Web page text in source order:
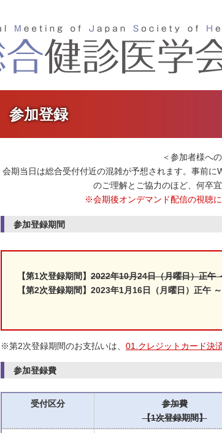
参加登録
＜参加者様へ
会期当日は総合受付付近の混雑が予想されます。事前
のご理解とご協力のほど、何卒
※会期後オンデマンド配信の視聴
参加登録期間
【第1次登録期間】 2022年10月24日（月曜日）正午
【第2次登録期間】2023年1月16日（月曜日）正午 ～
※第2次登録期間のお支払いは、 01.クレジットカード決
参加登録費
受付区分
参加費
【1次登録期間】